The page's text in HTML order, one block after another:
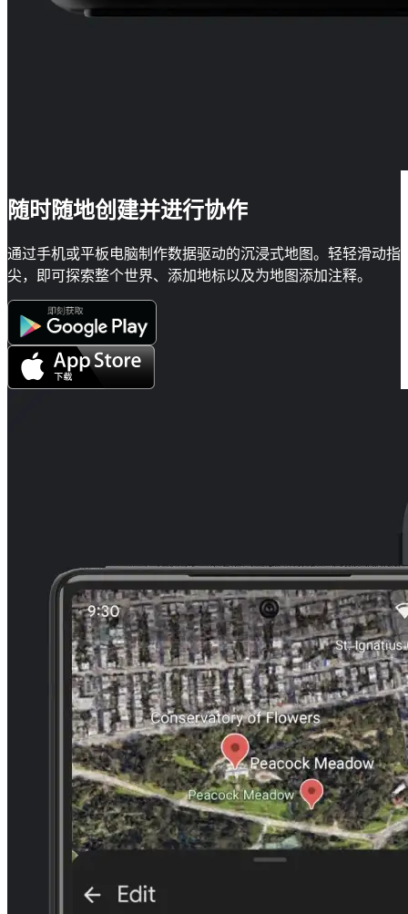
随时随地创建并进行协作
通过手机或平板电脑制作数据驱动的沉浸式地图。轻轻滑动指
尖，即可探索整个世界、添加地标以及为地图添加注释。